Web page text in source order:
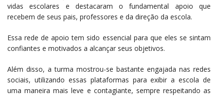
vidas escolares e destacaram o fundamental apoio que
recebem de seus pais, professores e da direção da escola.
Essa rede de apoio tem sido essencial para que eles se sintam
confiantes e motivados a alcançar seus objetivos.
Além disso, a turma mostrou-se bastante engajada nas redes
sociais, utilizando essas plataformas para exibir a escola de
uma maneira mais leve e contagiante, sempre respeitando as